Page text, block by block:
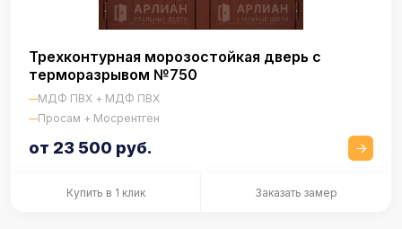
Трехконтурная морозостойкая дверь с
терморазрывом №750
МДФ ПВХ + МДФ ПВХ
Просам + Мосрентген
от 23 500 руб.
Купить в 1 клик Заказать замер